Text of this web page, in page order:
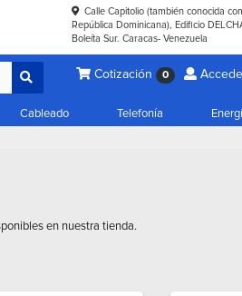
Calle Capitolio (también conocida
República Dominicana), Edificio
Boleíta Sur. Caracas- Venezuela
Cotización 0
Cableado Telefonía
en nuestra tienda.